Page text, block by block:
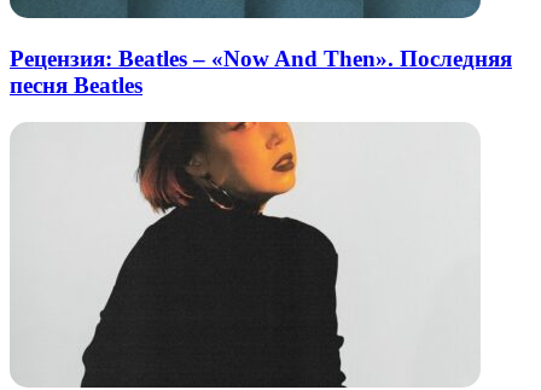
Рецензия: Beatles – «Now And Then». Последняя
песня Beatles